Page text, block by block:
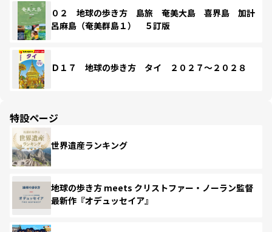
０２ 地球の歩き方 島旅 奄美大島 喜界島 加計
呂麻島（奄美群島１） ５訂版
Ｄ１７ 地球の歩き方 タイ ２０２７～２０２８
特設ページ
世界遺産ランキング
地球の歩き方 meets クリストファー・ノーラン監督
最新作『オデュッセイア』